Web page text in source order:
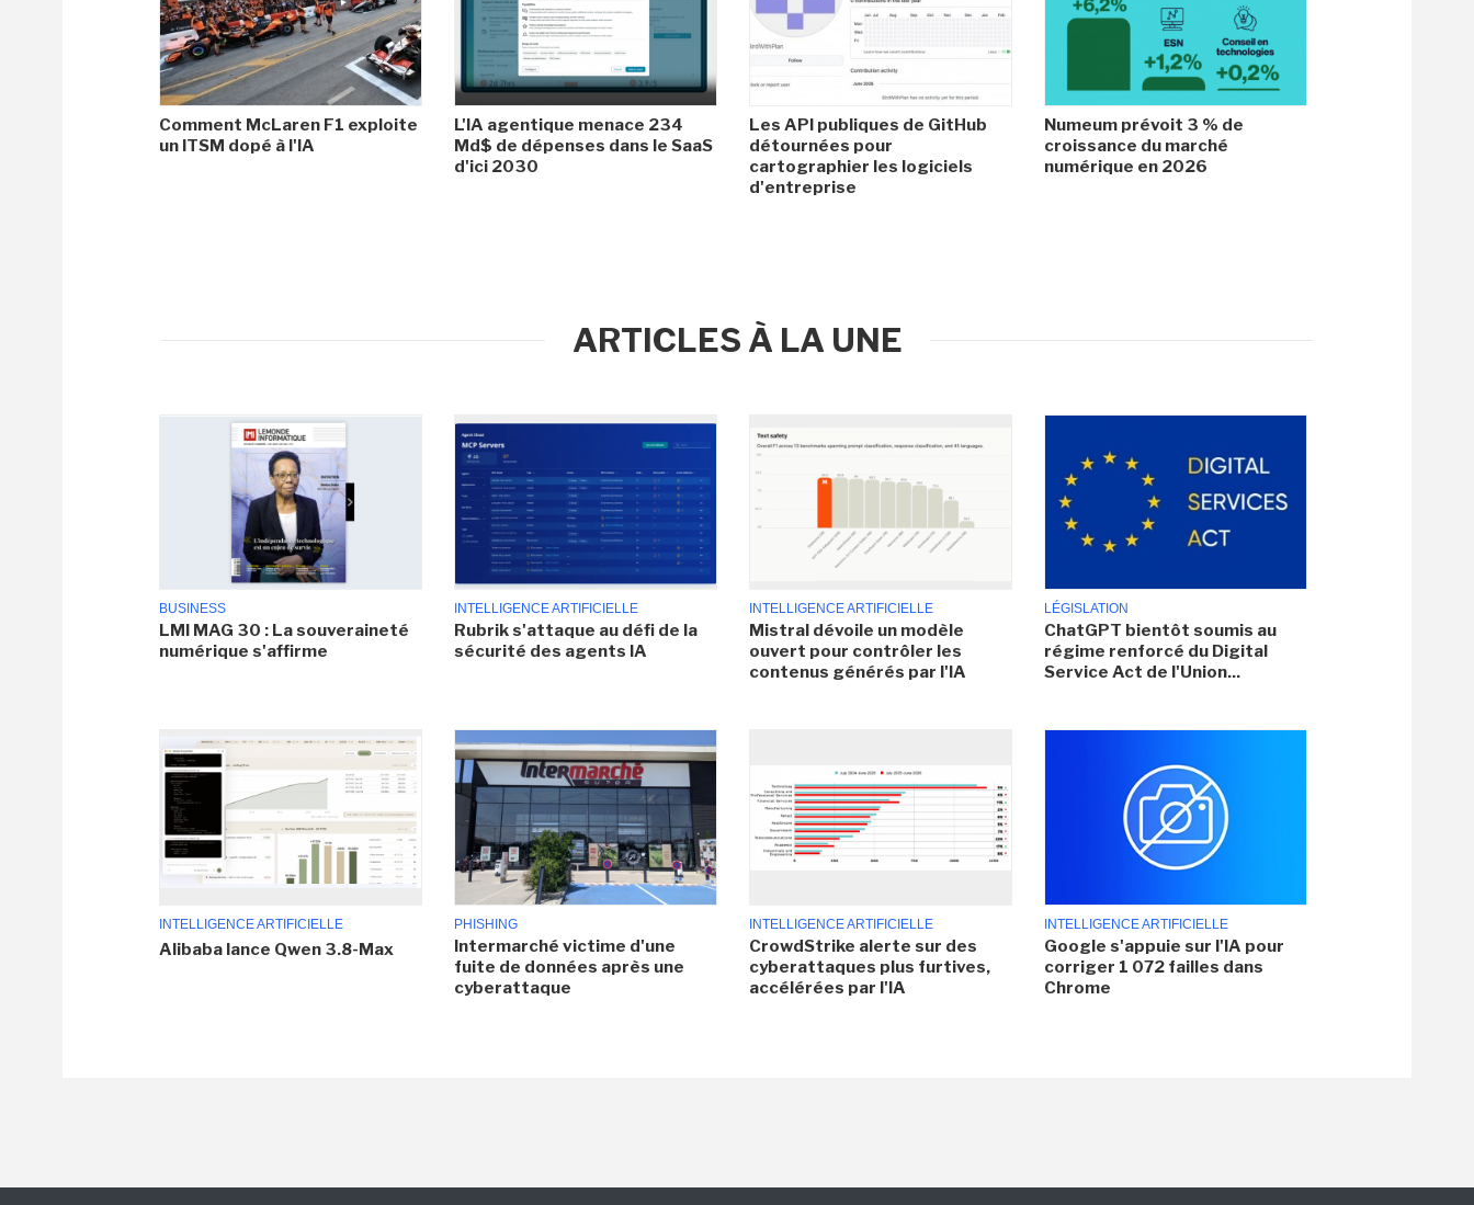
Comment McLaren F1 exploite
un ITSM dopé à l'IA
L'IA agentique menace 234
Md$ de dépenses dans le SaaS
d'ici 2030
Les API publiques de GitHub
détournées pour
cartographier les logiciels
d'entreprise
Numeum prévoit 3 % de
croissance du marché
numérique en 2026
ARTICLES À LA UNE
BUSINESS
LMI MAG 30 : La souveraineté
numérique s'affirme
INTELLIGENCE ARTIFICIELLE
Rubrik s'attaque au défi de la
sécurité des agents IA
INTELLIGENCE ARTIFICIELLE
Mistral dévoile un modèle
ouvert pour contrôler les
contenus générés par l'IA
LÉGISLATION
ChatGPT bientôt soumis au
régime renforcé du Digital
Service Act de l'Union...
INTELLIGENCE ARTIFICIELLE
Alibaba lance Qwen 3.8-Max
PHISHING
Intermarché victime d'une
fuite de données après une
cyberattaque
INTELLIGENCE ARTIFICIELLE
CrowdStrike alerte sur des
cyberattaques plus furtives,
accélérées par l'IA
INTELLIGENCE ARTIFICIELLE
Google s'appuie sur l'IA pour
corriger 1 072 failles dans
Chrome